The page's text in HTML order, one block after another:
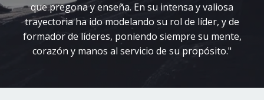
que pregona y enseña. En su intensa y valiosa
trayectoria ha ido modelando su rol de líder, y de
formador de líderes, poniendo siempre su mente,
corazón y manos al servicio de su propósito."